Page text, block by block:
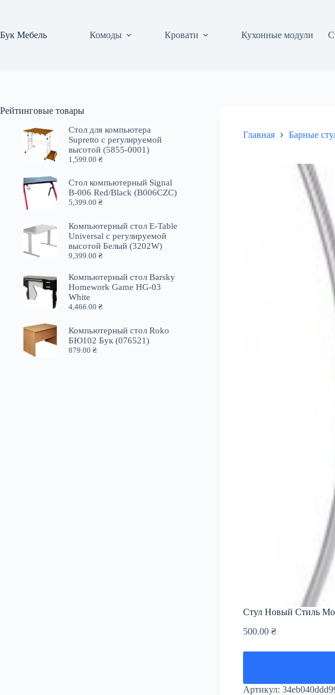
Бук Мебель Комоды Кровати Кухонные модули
Главная Барные
Стул Новый Стиль
500.00 ₴
Артикул:
Рейтинговые товары
Стол для компьютера
Supretto с регулируемой
высотой (5855-0001)
1,599.00₴
Стол компьютерный Signal
B-006 Red/Black (B006CZC)
5,399.00₴
Компьютерный стол E-Table
Universal с регулируемой
высотой Белый (3202W)
9,399.00₴
Компьютерный стол Barsky
Homework Game HG-03
White
4,466.00₴
Компьютерный стол Roko
БЮ102 Бук (076521)
879.00₴